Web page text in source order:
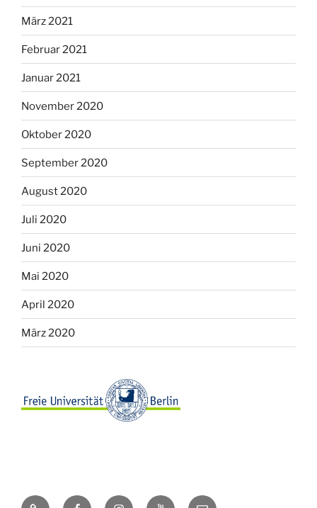
März 2021
Februar 2021
Januar 2021
November 2020
Oktober 2020
September 2020
August 2020
Juli 2020
Juni 2020
Mai 2020
April 2020
März 2020
WebseiteFacebookInstagramYoutubeE-